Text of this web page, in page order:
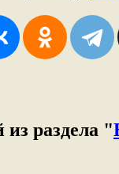
из раздела "